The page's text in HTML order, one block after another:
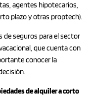
agentes hipotecarios,
plazo y otras proptech).
de seguros para el sector
que cuenta con
conocer la
de alquiler a corto